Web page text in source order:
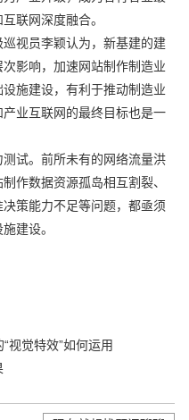
联网深度融合。
视员李颖认为，新基建的建
影响，加速网站制作制造业
施建设，有利于推动制造业
业互联网的最终目标也是一
试。前所未有的网络流量洪
作数据资源孤岛相互割裂、
策能力不足等问题，都亟须
建设。
视觉特效”如何运用